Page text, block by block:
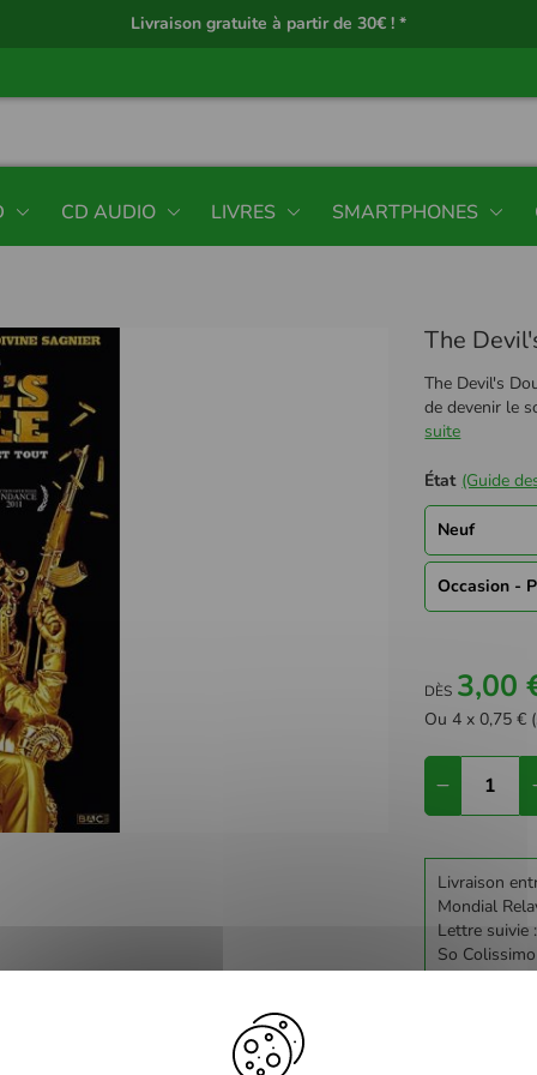
Livraison gratuite à partir de 30€ ! *
CD AUDIO LIVRES SMARTPHONES
The
The Devil's
de devenir le
suite
État (Guide
Neuf
Occasion -
DÈS 3,00
Ou 4 x 0,75 €
Livraison
Mondial
Lettre suivie
So
Retrait en